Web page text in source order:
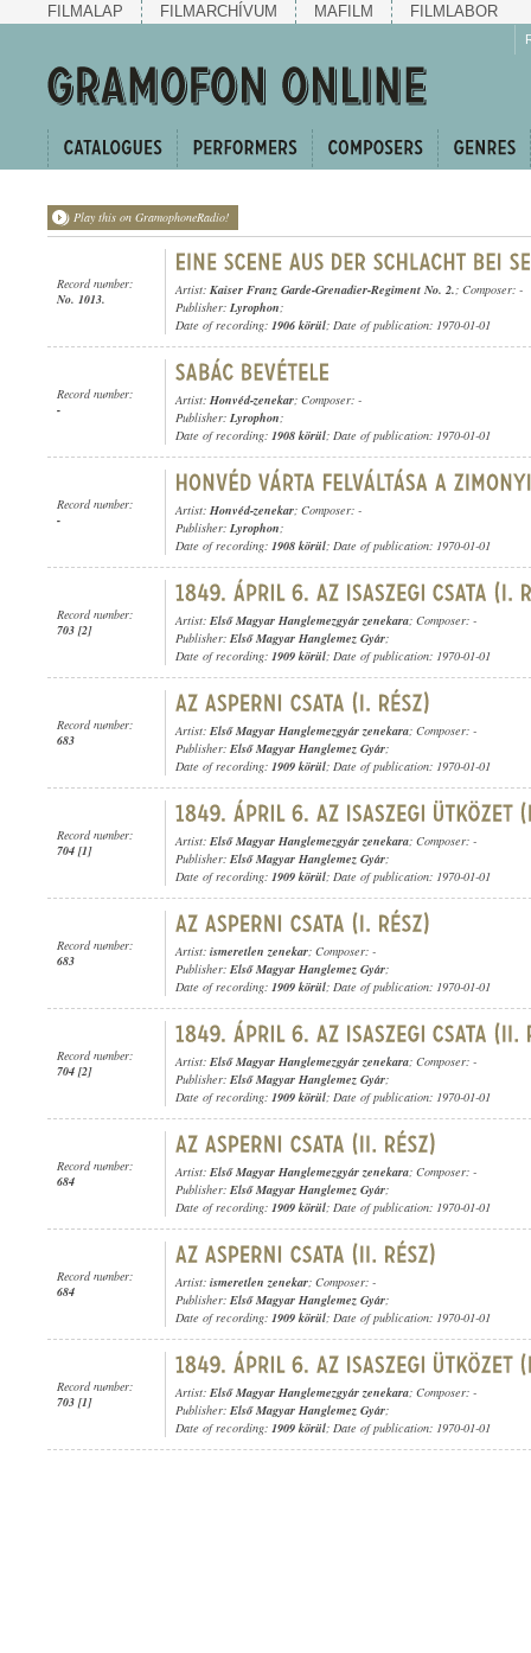
FILMALAP FILMARCHÍVUM MAFILM FILMLABOR
Play this on GramophoneRadio!
Record number:
No. 1013.
Artist: Kaiser Franz Garde-Grenadier-Regiment No. 2.; Composer: -
Publisher: Lyrophon;
Date of recording: 1906 körül; Date of publication: 1970-01-01
Record number:
-
Artist: Honvéd-zenekar; Composer: -
Publisher: Lyrophon;
Date of recording: 1908 körül; Date of publication: 1970-01-01
Record number:
-
Artist: Honvéd-zenekar; Composer: -
Publisher: Lyrophon;
Date of recording: 1908 körül; Date of publication: 1970-01-01
Record number:
703 [2]
Artist: Első Magyar Hanglemezgyár zenekara; Composer: -
Publisher: Első Magyar Hanglemez Gyár;
Date of recording: 1909 körül; Date of publication: 1970-01-01
Record number:
683
Artist: Első Magyar Hanglemezgyár zenekara; Composer: -
Publisher: Első Magyar Hanglemez Gyár;
Date of recording: 1909 körül; Date of publication: 1970-01-01
Record number:
704 [1]
Artist: Első Magyar Hanglemezgyár zenekara; Composer: -
Publisher: Első Magyar Hanglemez Gyár;
Date of recording: 1909 körül; Date of publication: 1970-01-01
Record number:
683
Artist: ismeretlen zenekar; Composer: -
Publisher: Első Magyar Hanglemez Gyár;
Date of recording: 1909 körül; Date of publication: 1970-01-01
Record number:
704 [2]
Artist: Első Magyar Hanglemezgyár zenekara; Composer: -
Publisher: Első Magyar Hanglemez Gyár;
Date of recording: 1909 körül; Date of publication: 1970-01-01
Record number:
684
Artist: Első Magyar Hanglemezgyár zenekara; Composer: -
Publisher: Első Magyar Hanglemez Gyár;
Date of recording: 1909 körül; Date of publication: 1970-01-01
Record number:
684
Artist: ismeretlen zenekar; Composer: -
Publisher: Első Magyar Hanglemez Gyár;
Date of recording: 1909 körül; Date of publication: 1970-01-01
Record number:
703 [1]
Artist: Első Magyar Hanglemezgyár zenekara; Composer: -
Publisher: Első Magyar Hanglemez Gyár;
Date of recording: 1909 körül; Date of publication: 1970-01-01